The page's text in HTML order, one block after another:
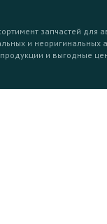
запчастей для
и неоригинальных
и выгодные